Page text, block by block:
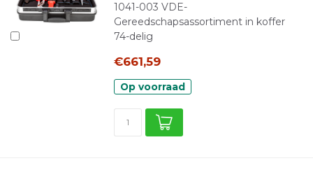
1041-003 VDE-
Gereedschapsassortiment in koffer
74-delig
€661,59
Op voorraad